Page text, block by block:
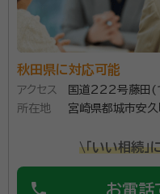
秋田県に対応可能
アクセス
国道222号藤田(
所在地
\「いい相続
phone お電話